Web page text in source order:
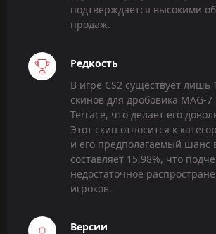
подтверждается высокими
продаж.
Редкость
В игре CS2 существует лишь
скинов для дробовика MAG-
Terrace, что делает его
Этот скин относится к
и его предполагаемый шанс
составляет 15,98%, что
недостаточное
игроков.
Версии